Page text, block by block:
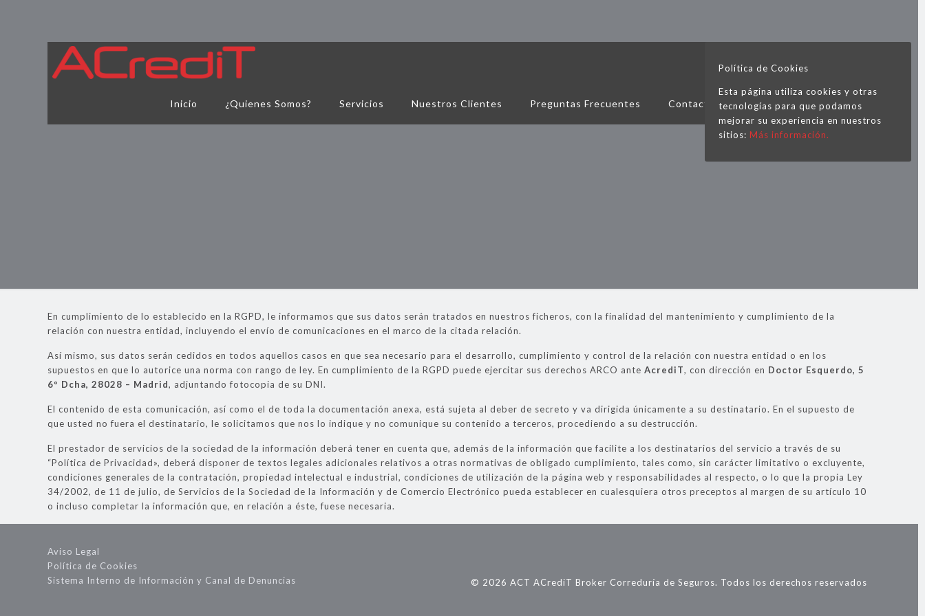
Inicio ¿Quienes Somos? Servicios Nuestros Clientes Preguntas Frecuentes Contacto
En cumplimiento de lo establecido en la RGPD, le informamos que sus datos serán tratados en nuestros ficheros, con la finalidad del mantenimiento y cumplimiento de la
relación con nuestra entidad, incluyendo el envío de comunicaciones en el marco de la citada relación.
Así mismo, sus datos serán cedidos en todos aquellos casos en que sea necesario para el desarrollo, cumplimiento y control de la relación con nuestra entidad o en los
supuestos en que lo autorice una norma con rango de ley. En cumplimiento de la RGPD puede ejercitar sus derechos ARCO anteAcrediT, con dirección en Doctor Esquerdo, 5
6º Dcha, 28028 – Madrid, adjuntando fotocopia de su DNI.
El contenido de esta comunicación, así como el de toda la documentación anexa, está sujeta al deber de secreto y va dirigida únicamente a su destinatario. En el supuesto de
que usted no fuera el destinatario, le solicitamos que nos lo indique y no comunique su contenido a terceros, procediendo a su destrucción.
El prestador de servicios de la sociedad de la información deberá tener en cuenta que, además de la información que facilite a los destinatarios del servicio a través de su
“Política de Privacidad», deberá disponer de textos legales adicionales relativos a otras normativas de obligado cumplimiento, tales como, sin carácter limitativo o excluyente,
condiciones generales de la contratación, propiedad intelectual e industrial, condiciones de utilización de la página web y responsabilidades al respecto, o lo que la propia Ley
34/2002, de 11 de julio, de Servicios de la Sociedad de la Información y de Comercio Electrónico pueda establecer en cualesquiera otros preceptos al margen de su artículo 10
o incluso completar la información que, en relación a éste, fuese necesaria.
Aviso Legal
Política de Cookies
Sistema Interno de Información y Canal de Denuncias
© 2026 ACT ACrediT Broker Correduría de Seguros. Todos los derechos reservados
Política de Cookies
Esta página utiliza cookies y otras
tecnologías para que podamos
mejorar su experiencia en nuestros
sitios: Más información.